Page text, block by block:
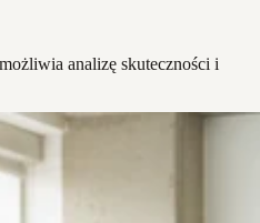
analizę skuteczności i